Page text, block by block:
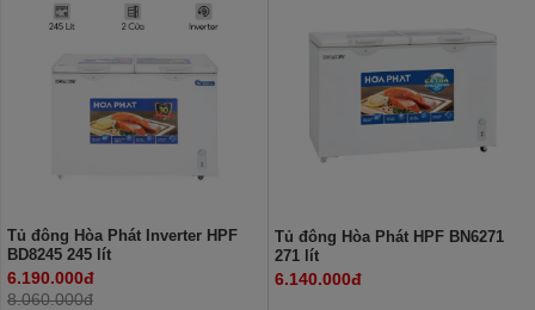
Tủ đông Hòa Phát Inverter HPF
BD8245 245 lít
6.190.000đ
8.060.000đ
Tủ đông Hòa Phát HPF BN6271
271 lít
6.140.000đ